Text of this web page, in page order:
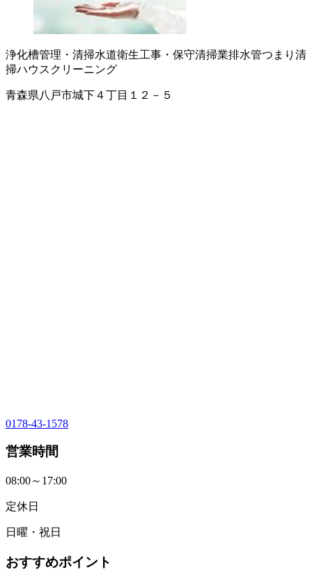
浄化槽管理・清掃水道衛生工事・保守清掃業排水管つまり清
掃ハウスクリーニング
青森県八戸市城下４丁目１２－５
0178-43-1578
営業時間
08:00～17:00
定休日
日曜・祝日
おすすめポイント